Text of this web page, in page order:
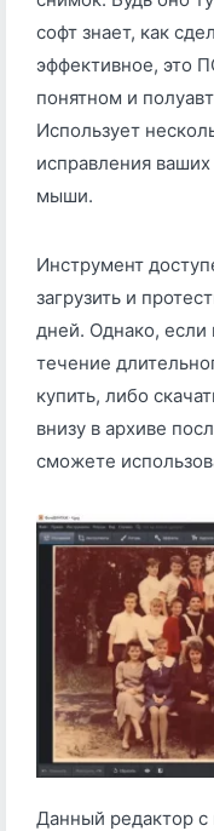
софт знает, как
эффективное, это
понятном и
Использует
исправления
мыши.
Инструмент
загрузить и
дней. Однако, если
течение
купить, либо
внизу в архиве
сможете
Данный редактор